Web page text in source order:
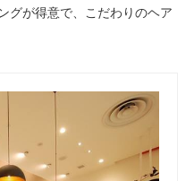
グが得意で、こだわりのヘア